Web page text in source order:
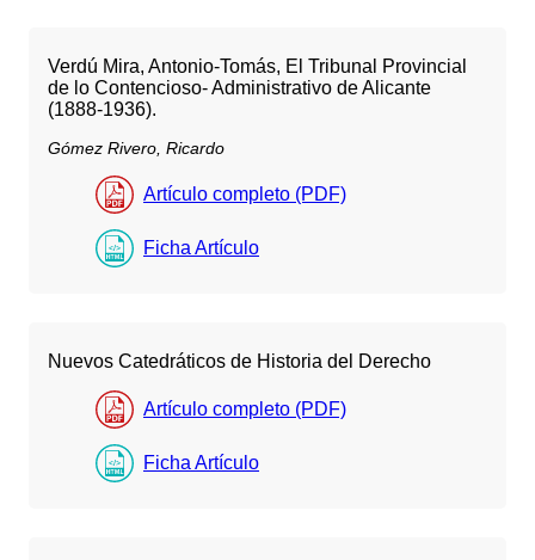
Verdú Mira, Antonio-Tomás, El Tribunal Provincial
de lo Contencioso- Administrativo de Alicante
(1888-1936).
Gómez Rivero, Ricardo
Artículo completo (PDF)
Ficha Artículo
Nuevos Catedráticos de Historia del Derecho
Artículo completo (PDF)
Ficha Artículo